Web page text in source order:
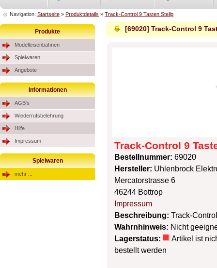
Navigation: Startseite » Produktdetails » Track-Control 9 Tasten Stellp
Produkte
Modelleisenbahnen
Spielwaren
Angebote
Informationen
AGB's
Wiederrufsbelehrung
Hilfe
Impressum
Spielwaren
mehr ...
[69020] Track-Control 9
Track-Control 9
Bestellnummer: 69020
Hersteller: Uhlenbrock
Mercatorstrasse 6
46244 Bottrop
Impressum
Beschreibung: Track-
Wahrnhinweis: Nicht
Lagerstatus:
Artikel ist
bestellt werden